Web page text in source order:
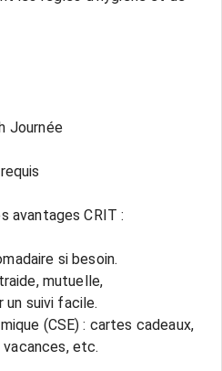
Journée
avantages CRIT :
si besoin.
mutuelle,
un suivi facile.
(CSE) : cartes cadeaux,